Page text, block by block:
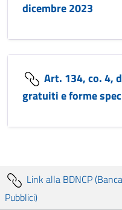
dicembre 2023
Art. 134, co. 4,
gratuiti e forme
Link alla BDNCP
Pubblici)